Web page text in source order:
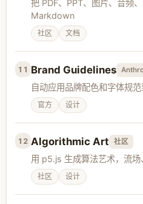
把 PDF、PPT、图片、音频
Markdown
社区 文档
11 Brand Guidelines
自动应用品牌配色和字体规
官方 设计
12 Algorithmic Art 社区
用 p5.js 生成算法艺术，流
社区 设计